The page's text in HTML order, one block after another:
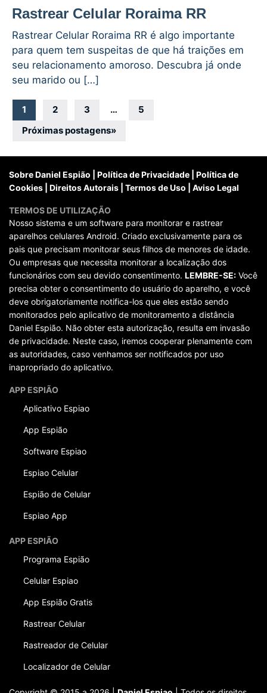
Rastrear Celular Roraima RR
Rastrear Celular Roraima RR é algo importante
para quem tem suspeitas de que há traições em
seu relacionamento amoroso. Descubra já onde
seu marido ou […]
Navegação
por
posts
1 2 3 …
5
Próximas postagens»
Sobre Daniel Espião Política de Privacidade
Política de
Cookies
Direitos Autorais Termos de Uso Aviso Legal
TERMOS DE UTILIZAÇÃO
Nosso sistema e um software para monitorar e rastrear
aparelhos celulares Android. Criado exclusivamente para os
pais que precisam monitorar seus filhos de menores de idade.
Ou empresas que necessita monitorar a localização dos
funcionários com seu devido consentimento. LEMBRE-SE: Você
precisa obter o consentimento do usuário do aparelho, e você
deve obrigatoriamente notifica-los que eles estão sendo
monitorados pelo aplicativo de monitoramento a distância
Daniel Espião. Não obter esta autorização, resulta em invasão
de privacidade. Neste caso, iremos cooperar plenamente com
as autoridades, caso venhamos ser notificados por uso
inapropriado do aplicativo.
APP ESPIÃO
Aplicativo Espiao
App Espião
Software Espiao
Espiao Celular
Espião de Celular
Espiao App
APP ESPIÃO
Programa Espião
Celular Espiao
App Espião Gratis
Rastrear Celular
Rastreador de Celular
Localizador de Celular